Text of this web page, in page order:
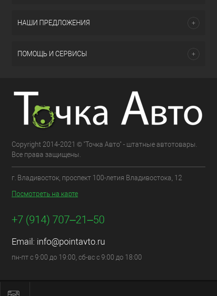
НАШИ ПРЕДЛОЖЕНИЯ
ПОМОЩЬ И СЕРВИСЫ
Copyright 2014-2021 © "Точка Авто" - штатные автотовары.
Все права защищены.
г. Владивосток, проспект 100-летия Владивостока, 12
Посмотреть на карте
+7 (914) 707‒21‒50
Email: info@pointavto.ru
пн-пт с 9:00 до 19:00, сб-вс с 9:00 до 18:00